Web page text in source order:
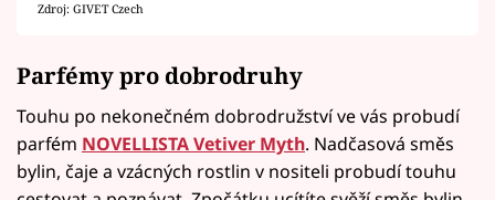
Zdroj: GIVET Czech
Parfémy pro dobrodruhy
Touhu po nekonečném dobrodružství ve vás probudí
parfém NOVELLISTA Vetiver Myth. Nadčasová směs
bylin, čaje a vzácných rostlin v nositeli probudí touhu